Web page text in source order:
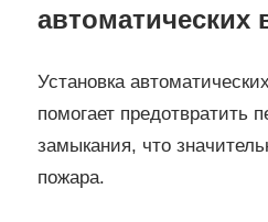
автоматических
Установка
помогает предотвратить
замыкания, что
пожара.